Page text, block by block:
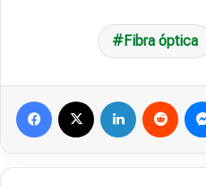
Fibra óptica